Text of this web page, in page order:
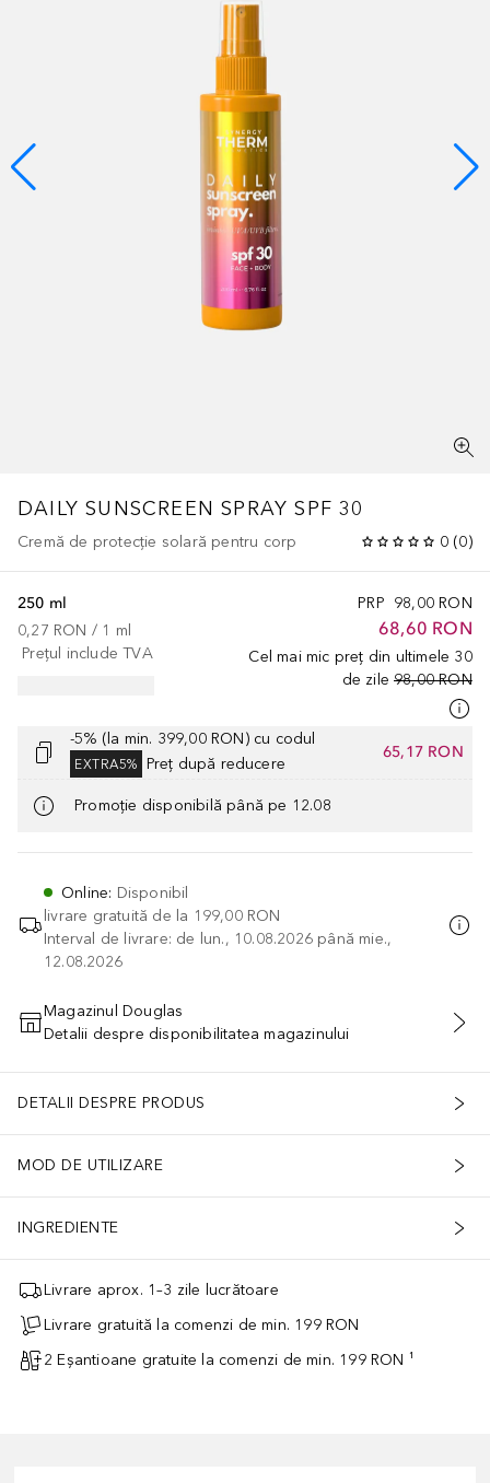
DAILY SUNSCREEN SPRAY SPF 30
Cremă de protecție solară pentru corp 0 (0)
PRP 98,00 RON
68,60 RON
Cel mai mic preț din ultimele 30
de zile 98,00 RON
250 ml
0,27 RON / 1 ml
Prețul include TVA
-5% (la min. 399,00 RON) cu codul
EXTRA5% Preț după reducere
65,17 RON
Promoție disponibilă până pe 12.08
Online: Disponibil
livrare gratuită de la 199,00 RON
Interval de livrare: de lun., 10.08.2026 până mie.,
12.08.2026
ADĂUGAȚI ÎN COŞ
Magazinul Douglas
Detalii despre disponibilitatea magazinului
DETALII DESPRE PRODUS
MOD DE UTILIZARE
INGREDIENTE
Livrare aprox. 1–3 zile lucrătoare
Livrare gratuită la comenzi de min. 199 RON
2 Eșantioane gratuite la comenzi de min. 199 RON ¹